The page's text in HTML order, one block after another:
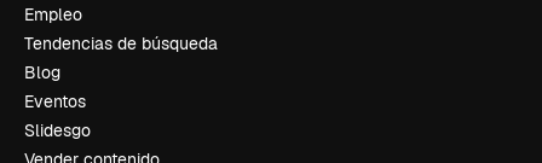
Empleo
Tendencias de búsqueda
Blog
Eventos
Slidesgo